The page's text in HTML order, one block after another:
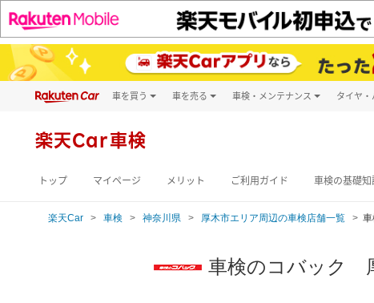
車を買う
新車
車を売る 車検・メンテナンス タイヤ・
楽天Car車検
トップ マイページ メリット ご利用ガイド 車検の基礎知
楽天Car 車検 神奈川県 厚木市エリア周辺の車検店舗一覧
車検のコバック